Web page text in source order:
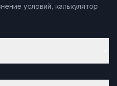
условий, калькулятор